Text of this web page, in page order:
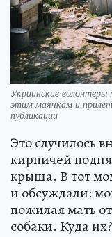
Украинские
этим маячкам и
публикации
Это случилось
кирпичей
крыша. В тот
и обсуждали:
пожилая мать
собаки. Куда